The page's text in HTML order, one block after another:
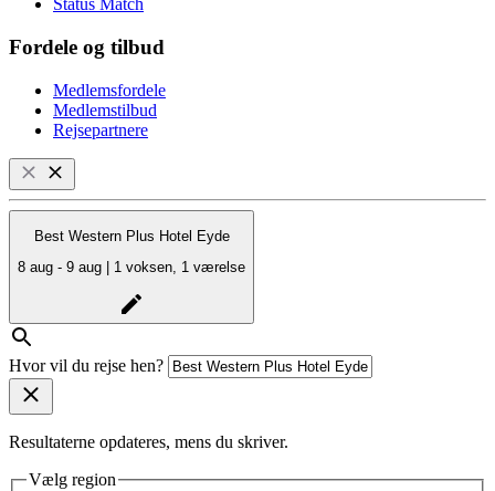
Status Match
Fordele og tilbud
Medlemsfordele
Medlemstilbud
Rejsepartnere
Best Western Plus Hotel Eyde
8 aug - 9 aug | 1 voksen, 1 værelse
Hvor vil du rejse hen?
Resultaterne opdateres, mens du skriver.
Vælg region